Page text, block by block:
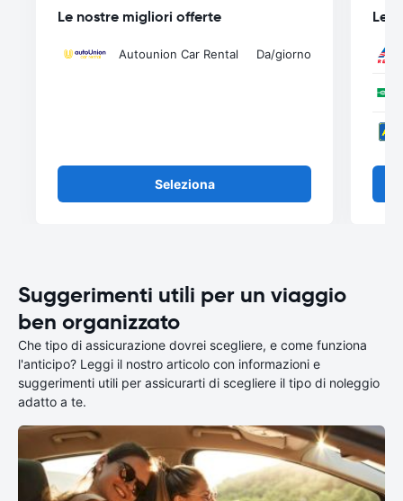
Le nostre migliori offerte
Autounion Car Rental Da/giorno
Seleziona
Le
Suggerimenti utili per un viaggio
ben organizzato
Che tipo di assicurazione dovrei scegliere, e come funziona
l'anticipo? Leggi il nostro articolo con informazioni e
suggerimenti utili per assicurarti di scegliere il tipo di noleggio
adatto a te.